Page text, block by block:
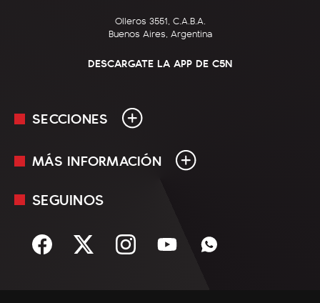
Olleros 3551, C.A.B.A.
Buenos Aires, Argentina
DESCARGATE LA APP DE C5N
SECCIONES
En Vivo
Sociedad
MÁS INFORMACIÓN
Mediakit
Términos y condiciones
SEGUINOS